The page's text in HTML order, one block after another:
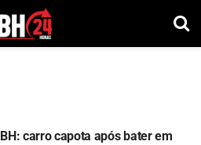
BH: carro capota após bater em